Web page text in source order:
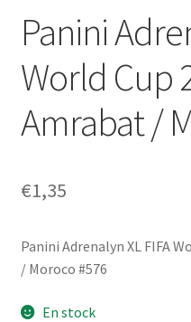
Panini
World Cup
Amrabat /
€1,35
Panini Adrenalyn XL FIFA
/ Moroco #576
En stock